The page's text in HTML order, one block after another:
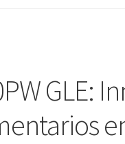
GLE: